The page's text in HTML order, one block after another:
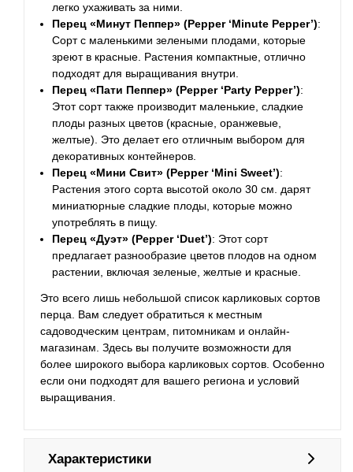
легко ухаживать за ними.
Перец «Минут Пеппер» (Pepper ‘Minute Pepper’):
Сорт с маленькими зелеными плодами, которые
зреют в красные. Растения компактные, отлично
подходят для выращивания внутри.
Перец «Пати Пеппер» (Pepper ‘Party Pepper’):
Этот сорт также производит маленькие, сладкие
плоды разных цветов (красные, оранжевые,
желтые). Это делает его отличным выбором для
декоративных контейнеров.
Перец «Мини Свит» (Pepper ‘Mini Sweet’):
Растения этого сорта высотой около 30 см. дарят
миниатюрные сладкие плоды, которые можно
употреблять в пищу.
Перец «Дуэт» (Pepper ‘Duet’): Этот сорт
предлагает разнообразие цветов плодов на одном
растении, включая зеленые, желтые и красные.
Это всего лишь небольшой список карликовых сортов
перца. Вам следует обратиться к местным
садоводческим центрам, питомникам и онлайн-
магазинам. Здесь вы получите возможности для
более широкого выбора карликовых сортов. Особенно
если они подходят для вашего региона и условий
выращивания.
Характеристики